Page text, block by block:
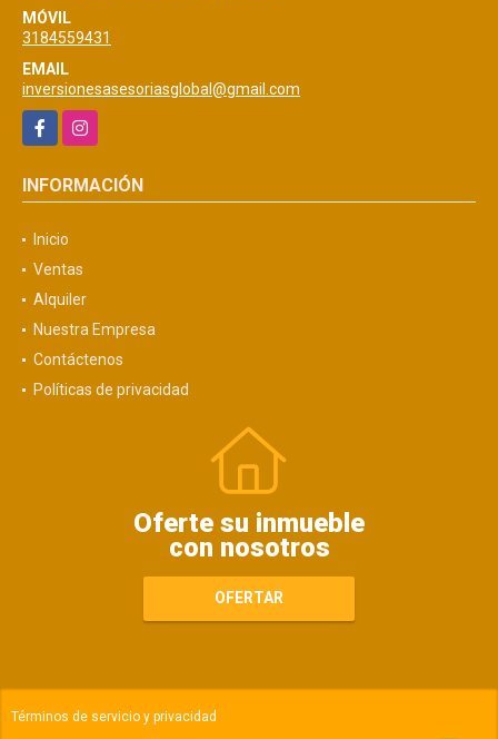
MÓVIL
3184559431
EMAIL
inversionesasesoriasglobal@gmail.com
FacebookInstagram
INFORMACIÓN
Inicio
Ventas
Alquiler
Nuestra Empresa
Contáctenos
Políticas de privacidad
Oferte su inmueble
con nosotros
OFERTAR
Términos de servicio y privacidad